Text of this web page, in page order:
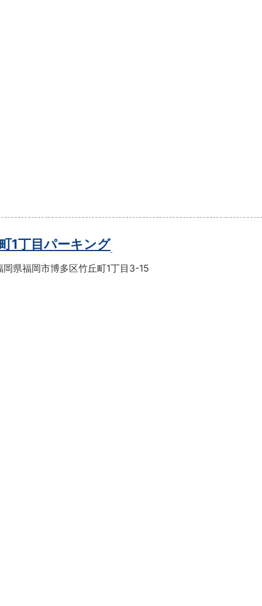
1丁目パーキング
岡県福岡市博多区竹丘町1丁目3-15